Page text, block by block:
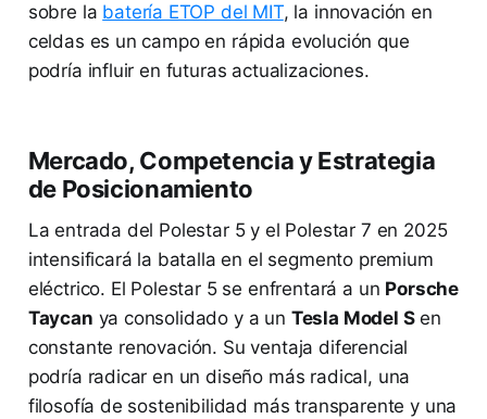
sobre la batería ETOP del MIT, la innovación en
celdas es un campo en rápida evolución que
podría influir en futuras actualizaciones.
Mercado, Competencia y Estrategia
de Posicionamiento
La entrada del Polestar 5 y el Polestar 7 en 2025
intensificará la batalla en el segmento premium
eléctrico. El Polestar 5 se enfrentará a un Porsche
Taycan ya consolidado y a un Tesla Model Sen
constante renovación. Su ventaja diferencial
podría radicar en un diseño más radical, una
filosofía de sostenibilidad más transparente y una